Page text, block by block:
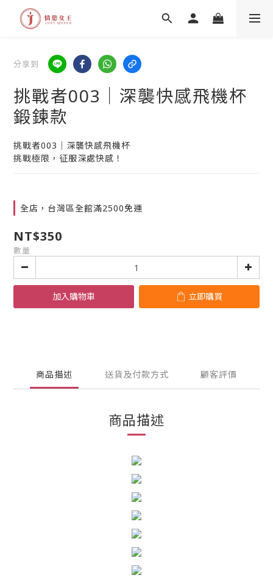
分享到
挑戰者003｜深襲快感飛機杯
鍛鍊款
挑戰者003｜深襲快感飛機杯
挑戰極限，征服深處快感！
全店，台灣區全館滿2500免運
NT$350
數量
加入購物車 立即購買
商品描述 送貨及付款方式 顧客評價
商品描述